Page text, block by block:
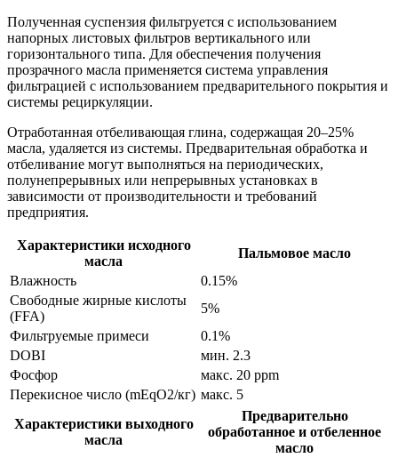
Полученная суспензия фильтруется с использованием
напорных листовых фильтров вертикального или
горизонтального типа. Для обеспечения получения
прозрачного масла применяется система управления
фильтрацией с использованием предварительного покрытия и
системы рециркуляции.
Отработанная отбеливающая глина, содержащая 20–25%
масла, удаляется из системы. Предварительная обработка и
отбеливание могут выполняться на периодических,
полунепрерывных или непрерывных установках в
зависимости от производительности и требований
предприятия.
Характеристики исходного
масла
Пальмовое масло
Влажность
0.15%
Свободные жирные кислоты
(FFA)
5%
Фильтруемые примеси
0.1%
DOBI
мин. 2.3
Фосфор
макс. 20 ppm
Перекисное число (mEqO2/кг) макс. 5
Характеристики выходного
масла
Предварительно
обработанное и отбеленное
масло